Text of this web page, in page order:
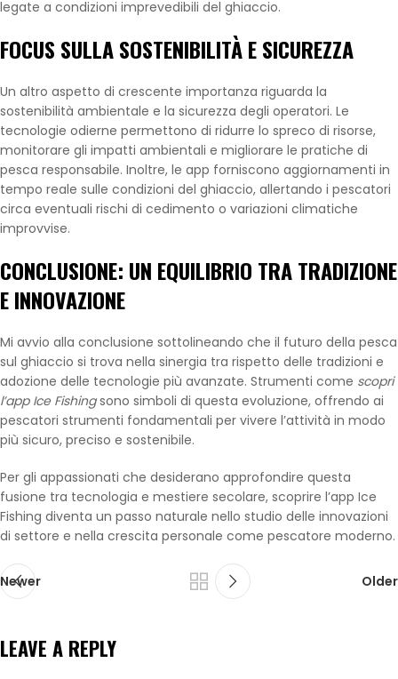
legate a condizioni imprevedibili del ghiaccio.
FOCUS SULLA SOSTENIBILITÀ E SICUREZZA
Un altro aspetto di crescente importanza riguarda la
sostenibilità ambientale e la sicurezza degli operatori. Le
tecnologie odierne permettono di ridurre lo spreco di risorse,
monitorare gli impatti ambientali e migliorare le pratiche di
pesca responsabile. Inoltre, le app forniscono aggiornamenti in
tempo reale sulle condizioni del ghiaccio, allertando i pescatori
circa eventuali rischi di cedimento o variazioni climatiche
improvvise.
CONCLUSIONE: UN EQUILIBRIO TRA TRADIZIONE
E INNOVAZIONE
Mi avvio alla conclusione sottolineando che il futuro della pesca
sul ghiaccio si trova nella sinergia tra rispetto delle tradizioni e
adozione delle tecnologie più avanzate. Strumenti come scopri
l’app Ice Fishingsono simboli di questa evoluzione, offrendo ai
pescatori strumenti fondamentali per vivere l’attività in modo
più sicuro, preciso e sostenibile.
Per gli appassionati che desiderano approfondire questa
fusione tra tecnologia e mestiere secolare, scoprire l’app Ice
Fishing diventa un passo naturale nello studio delle innovazioni
di settore e nella crescita personale come pescatore moderno.
Newer Older
LEAVE A REPLY